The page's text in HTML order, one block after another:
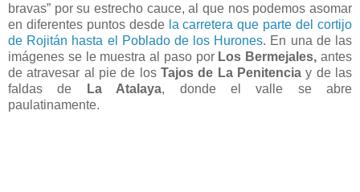
bravas” por su estrecho cauce, al que nos podemos asomar
en diferentes puntos desde la carretera que parte del cortijo
de Rojitán hasta el Poblado de los Hurones. En una de las
imágenes se le muestra al paso por Los Bermejales, antes
de atravesar al pie de los Tajos de La Penitencia y de las
faldas de
La Atalaya, donde el valle se abre
paulatinamente.